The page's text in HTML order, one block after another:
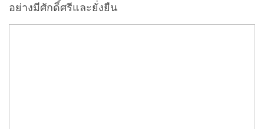
อย่างมีศักดิ์ศรีและยั่งยืน